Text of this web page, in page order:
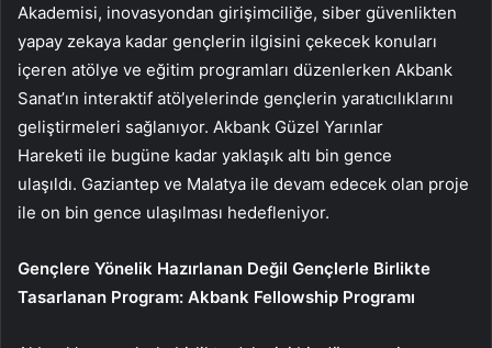
Akademisi, inovasyondan girişimciliğe, siber güvenlikten
yapay zekaya kadar gençlerin ilgisini çekecek konuları
içeren atölye ve eğitim programları düzenlerken Akbank
Sanat’ın interaktif atölyelerinde gençlerin yaratıcılıklarını
geliştirmeleri sağlanıyor. Akbank Güzel Yarınlar
Hareketi ile bugüne kadar yaklaşık altı bin gence
ulaşıldı. Gaziantep ve Malatya ile devam edecek olan proje
ile on bin gence ulaşılması hedefleniyor.
Gençlere Yönelik Hazırlanan Değil Gençlerle Birlikte
Tasarlanan Program: Akbank Fellowship Programı